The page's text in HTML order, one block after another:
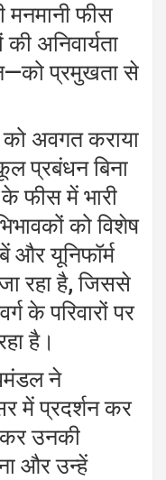
मनमानी फीस
की अनिवार्यता
प्रमुखता से
को अवगत कराया
प्रबंधन बिना
के फीस में भारी
को विशेष
और यूनिफॉर्म
रहा है, जिससे
के परिवारों पर
है।
ने
में प्रदर्शन कर
उनकी
और उन्हें